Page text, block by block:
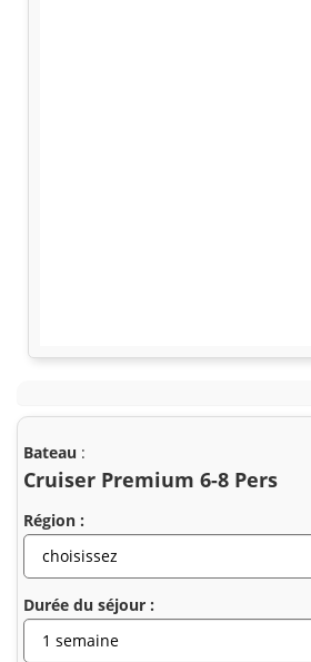
Bateau :
Cruiser Premium 6-8 Pers
Région :
Durée du séjour :